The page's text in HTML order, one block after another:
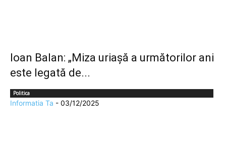
Ioan Balan: „Miza uriașă a următorilor ani
este legată de...
Politica
Informatia Ta - 03/12/2025